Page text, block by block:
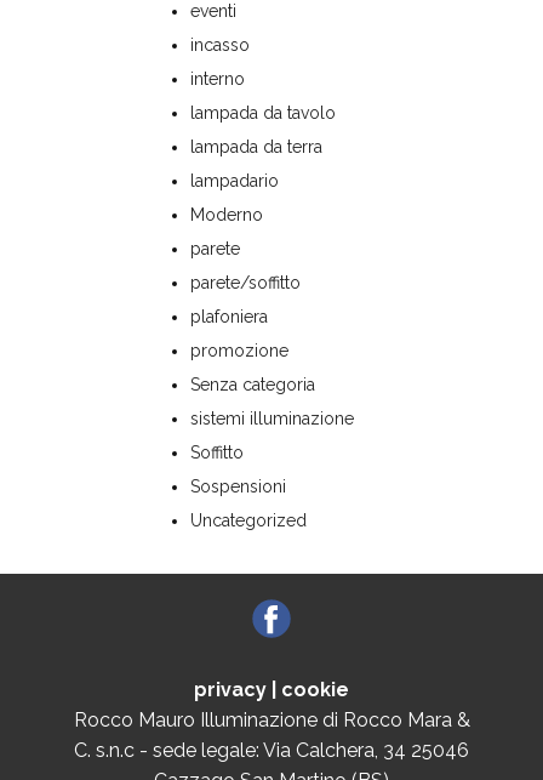
eventi
incasso
interno
lampada da tavolo
lampada da terra
lampadario
Moderno
parete
parete/soffitto
plafoniera
promozione
Senza categoria
sistemi illuminazione
Soffitto
Sospensioni
Uncategorized
privacy
cookie
Rocco Mauro Illuminazione di Rocco Mara &
C. s.n.c - sede legale: Via Calchera, 34 25046